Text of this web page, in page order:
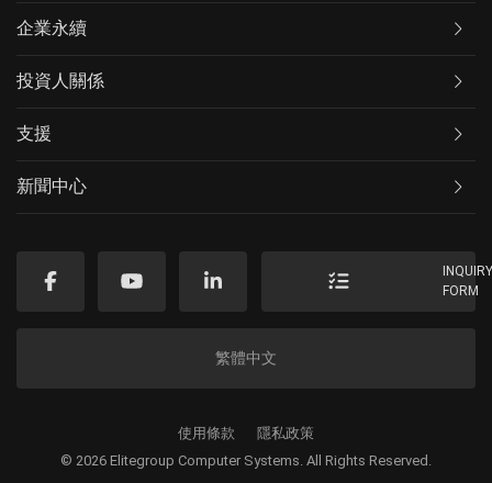
企業永續
投資人關係
支援
新聞中心
FORM
繁體中文
© 2026 Elitegroup Computer Systems. All Rights Reserved.
使用條款 隱私政策